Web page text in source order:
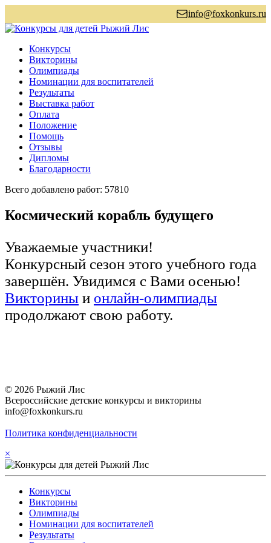
info@foxkonkurs.ru
Конкурсы
Викторины
Олимпиады
Номинации для воспитателей
Результаты
Выставка работ
Оплата
Положение
Помощь
Отзывы
Дипломы
Благодарности
Всего добавлено работ: 57810
Космический корабль будущего
Уважаемые участники!
Конкурсный сезон этого учебного года
завершён. Увидимся с Вами осенью!
Викторины и онлайн-олимпиады
продолжают свою работу.
© 2026 Рыжий Лис
Всероссийские детские конкурсы и викторины
info@foxkonkurs.ru
Политика конфиденциальности
×
Конкурсы
Викторины
Олимпиады
Номинации для воспитателей
Результаты